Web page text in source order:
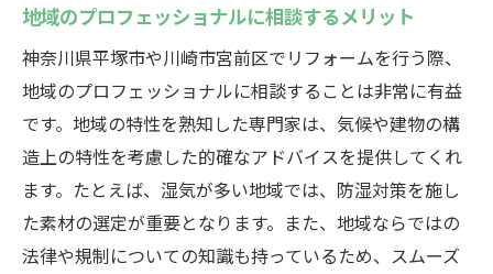
地域のプロフェッショナルに相談するメリット
神奈川県平塚市や川崎市宮前区でリフォームを行う際、
地域のプロフェッショナルに相談することは非常に有益
です。地域の特性を熟知した専門家は、気候や建物の構
造上の特性を考慮した的確なアドバイスを提供してくれ
ます。たとえば、湿気が多い地域では、防湿対策を施し
た素材の選定が重要となります。また、地域ならではの
法律や規制についての知識も持っているため、スムーズ